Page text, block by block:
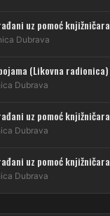
– Dubrava
– Goranec
– Planina Donja
– Pl.Gornja
uz pomoć knjižničara
Dubrava
(Likovna radionica)
Dubrava
uz pomoć knjižničara
Dubrava
uz pomoć knjižničara
Dubrava